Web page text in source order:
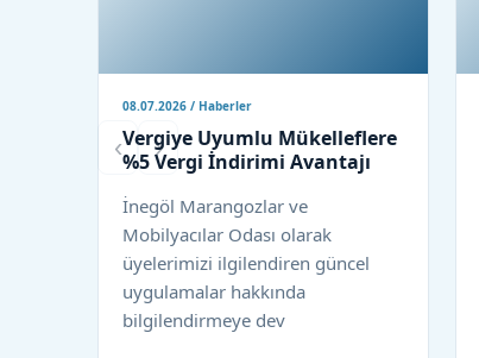
08.07.2026 / Haberler
Vergiye Uyumlu Mükelleflere
%5 Vergi İndirimi Avantajı
İnegöl Marangozlar ve
Mobilyacılar Odası olarak
üyelerimizi ilgilendiren güncel
uygulamalar hakkında
bilgilendirmeye dev
‹ ›